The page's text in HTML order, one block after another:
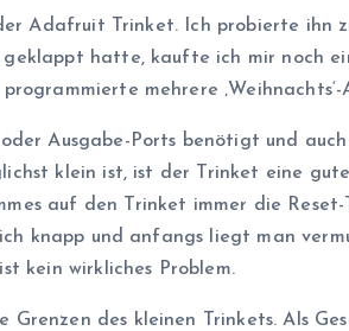
Adafruit Trinket. Ich probierte ihn
geklappt hatte, kaufte ich mir noch
mehrere
Ausgabe-Ports benötigt und
klein ist, ist der Trinket eine
auf den Trinket immer die
knapp und anfangs liegt man
kein wirkliches Problem.
Grenzen des kleinen Trinkets. Als